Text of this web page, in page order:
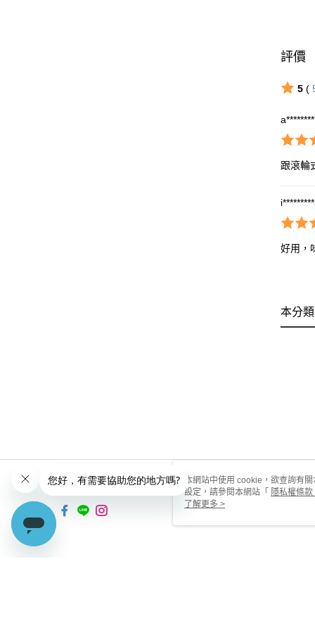
評價
5(
跟滾輪
好用，
本分
本網站中使用 cookie，欲查詢有
設定，請參閱本網站「 隱私權條款
使用 cookie。
了解更多 >